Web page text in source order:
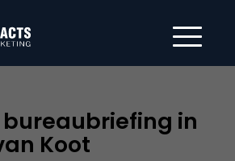
bureaubriefing in
Koot